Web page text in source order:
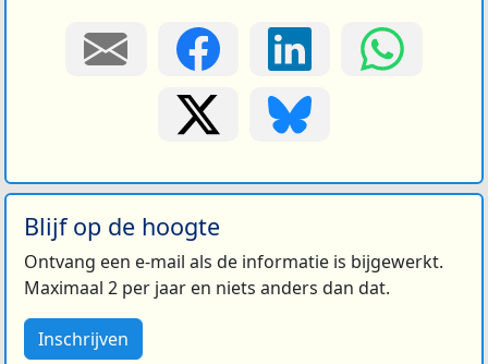
Blijf op de hoogte
Ontvang een e-mail als de informatie is bijgewerkt.
Maximaal 2 per jaar en niets anders dan dat.
Inschrijven